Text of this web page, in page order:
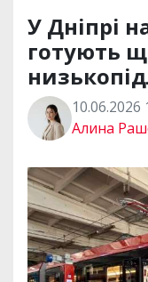
У Дніпрі
готують
10.06.2026
Алина